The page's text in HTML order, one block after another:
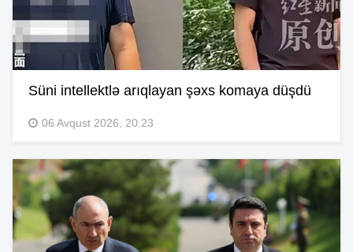
Süni intellektlə arıqlayan şəxs komaya düşdü
06 Avqust 2026, 20:23